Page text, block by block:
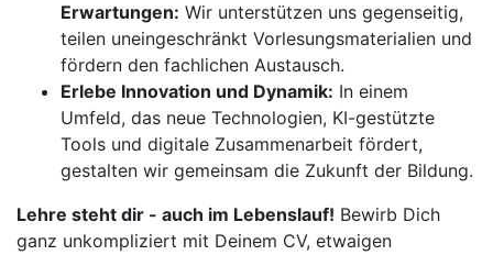
Erwartungen: Wir unterstützen uns gegenseitig,
teilen uneingeschränkt Vorlesungsmaterialien und
fördern den fachlichen Austausch.
Erlebe Innovation und Dynamik: In einem
Umfeld, das neue Technologien, KI-gestützte
Tools und digitale Zusammenarbeit fördert,
gestalten wir gemeinsam die Zukunft der Bildung.
Lehre steht dir - auch im Lebenslauf! Bewirb Dich
ganz unkompliziert mit Deinem CV, etwaigen